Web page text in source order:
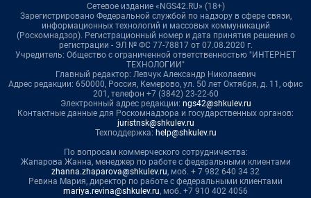
Сетевое издание «NGS42.RU» (18+)
Зарегистрировано Федеральной службой по надзору в сфере связи,
информационных технологий и массовых коммуникаций
(Роскомнадзор). Регистрационный номер и дата принятия решения о
регистрации - ЭЛ № ФС 77-78817 от 07.08.2020 г.
Учредитель: Общество с ограниченной ответственностью "ИНТЕРНЕТ
ТЕХНОЛОГИИ"
Главный редактор: Левчук Александр Николаевич
Адрес редакции: 650000, Россия, Кемерово, ул. 50 лет Октября, д. 11, офис
201, телефон +7 (3842) 23-22-60
Электронный адрес редакции: ngs42@shkulev.ru
Контактные данные для Роскомнадзора и государственных органов:
juristnsk@shkulev.ru
Техподдержка: help@shkulev.ru
По вопросам коммерческого сотрудничества:
Жапарова Жанна, менеджер по работе с федеральными клиентами
zhanna.zhaparova@shkulev.ru, моб. + 7 982 640 34 32
Ревина Мария, директор по работе с федеральными клиентами
mariya.revina@shkulev.ru, моб. +7 910 402 4056